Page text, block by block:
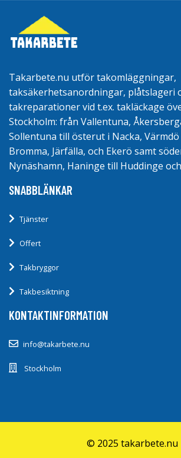
Takarbete.nu utför takomläggningar,
taksäkerhetsanordningar, plåtslageri
takreparationer vid t.ex. takläckage
Stockholm: från Vallentuna,
Sollentuna till österut i Nacka,
Bromma, Järfälla, och Ekerö samt
Nynäshamn, Haninge till Huddinge
SNABBLÄNKAR
Tjänster
Offert
Takbryggor
Takbesiktning
KONTAKTINFORMATION
info@takarbete.nu
Stockholm
© 2025 takarbete.nu